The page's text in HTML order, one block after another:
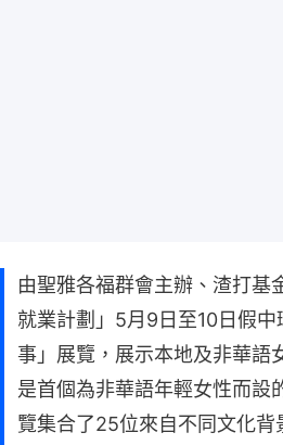
由聖雅各福群會主辦、渣打基
就業計劃」5月9日至10日假
事」展覽，展示本地及非華語
是首個為非華語年輕女性而設
覽集合了25位來自不同文化背